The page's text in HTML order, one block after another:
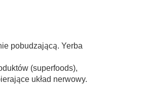
pobudzającą. Yerba
(superfoods),
układ nerwowy.